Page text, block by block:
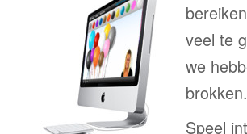
veel te
we
brokken.
Speel